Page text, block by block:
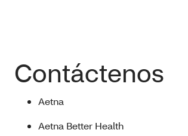
Contáctenos
Aetna
Aetna Better Health